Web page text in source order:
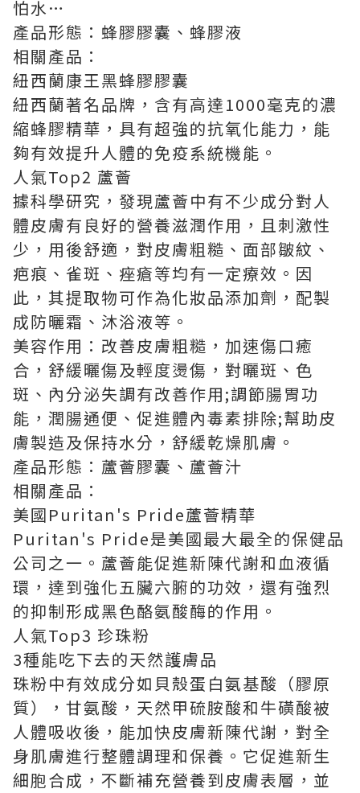
怕水…
產品形態：蜂膠膠囊、蜂膠液
相關產品：
紐西蘭康王黑蜂膠膠囊
紐西蘭著名品牌，含有高達1000毫克的濃
縮蜂膠精華，具有超強的抗氧化能力，能
夠有效提升人體的免疫系統機能。
人氣Top2 蘆薈
據科學研究，發現蘆薈中有不少成分對人
體皮膚有良好的營養滋潤作用，且刺激性
少，用後舒適，對皮膚粗糙、面部皺紋、
疤痕、雀斑、痤瘡等均有一定療效。因
此，其提取物可作為化妝品添加劑，配製
成防曬霜、沐浴液等。
美容作用：改善皮膚粗糙，加速傷口癒
合，舒緩曬傷及輕度燙傷，對曬斑、色
斑、內分泌失調有改善作用;調節腸胃功
能，潤腸通便、促進體內毒素排除;幫助皮
膚製造及保持水分，舒緩乾燥肌膚。
產品形態：蘆薈膠囊、蘆薈汁
相關產品：
美國Puritan's Pride蘆薈精華
Puritan's Pride是美國最大最全的保健品
公司之一。蘆薈能促進新陳代謝和血液循
環，達到強化五臟六腑的功效，還有強烈
的抑制形成黑色酪氨酸酶的作用。
人氣Top3 珍珠粉
3種能吃下去的天然護膚品
珠粉中有效成分如貝殼蛋白氨基酸（膠原
質），甘氨酸，天然甲硫胺酸和牛磺酸被
人體吸收後，能加快皮膚新陳代謝，對全
身肌膚進行整體調理和保養。它促進新生
細胞合成，不斷補充營養到皮膚表層，並